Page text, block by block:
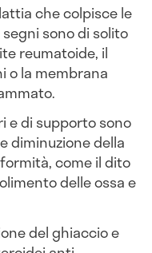
che colpisce le
sono di solito
reumatoide, il
o la membrana
e di supporto sono
diminuzione della
come il dito
delle ossa e
del ghiaccio e